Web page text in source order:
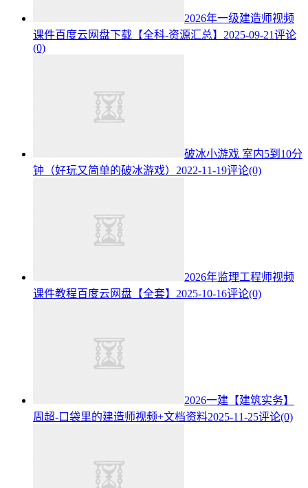
2026年一级建造师视频
课件百度云网盘下载【全科-资源汇总】 2025-09-21评论
(0)
破冰小游戏 室内5到10分
钟（好玩又简单的破冰游戏） 2022-11-19评论(0)
2026年监理工程师视频
课件教程百度云网盘【全套】 2025-10-16评论(0)
2026一建【建筑实务】
周超-口袋里的建造师视频+文档资料2025-11-25评论(0)